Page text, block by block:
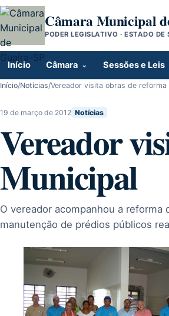
Pular para o conteúdo
Câmara Municipal
PODER LEGISLATIVO · ESTADO DE
Início Câmara Sessões e Leis
Início/Notícias/Vereador visita obras de reforma
19 de março de 2012 Notícias
Vereador
Municipal
O vereador acompanhou a
manutenção de prédios públicos